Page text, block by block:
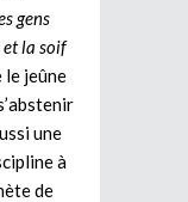
gens
et la soif
le jeûne
une
à
de